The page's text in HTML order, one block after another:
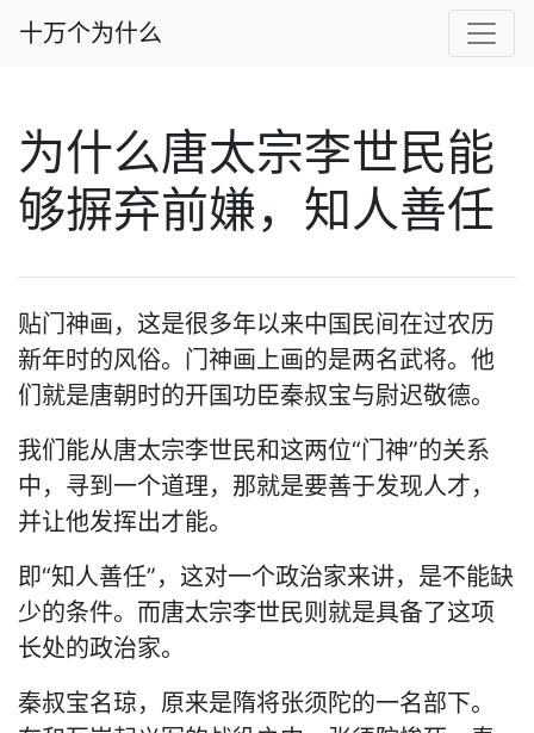
十万个为什么
为什么唐太宗李世民能
够摒弃前嫌，知人善任
贴门神画，这是很多年以来中国民间在过农历
新年时的风俗。门神画上画的是两名武将。他
们就是唐朝时的开国功臣秦叔宝与尉迟敬德。
我们能从唐太宗李世民和这两位“门神”的关系
中，寻到一个道理，那就是要善于发现人才，
并让他发挥出才能。
即“知人善任”，这对一个政治家来讲，是不能缺
少的条件。而唐太宗李世民则就是具备了这项
长处的政治家。
秦叔宝名琼，原来是隋将张须陀的一名部下。